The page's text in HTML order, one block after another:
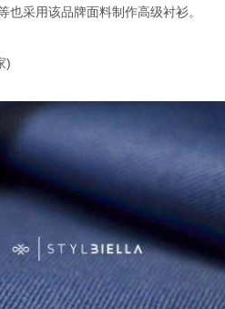
也采用该品牌面料制作高级衬衫。
)